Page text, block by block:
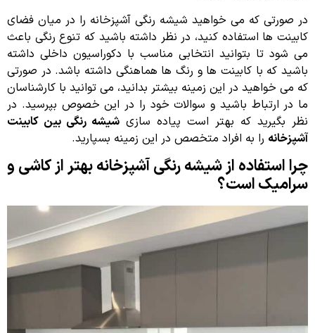
در صورتی که می خواهید شیشه رنگی آشپزخانه را در میان فضای
کابینت ها استفاده کنید، در نظر داشته باشید که تنوع رنگی باعث
می شود تا بتوانید انتخابی مناسب با دکوراسیون داخلی داشته
باشید که با کابینت ها و رنگ ها هماهنگی داشته باشد. در صورتی
که می خواهید در این زمینه بیشتر بدانید، می توانید با کارشناسان
ما در ارتباط باشید و سوالات خود را در این خصوص بپرسید. در
نظر بگیرید که بهتر است پیاده سازی شیشه رنگی بین کابینت
آشپزخانه را به افراد متخصص در این زمینه بسپارید.
چرا استفاده از شیشه رنگی آشپزخانه بهتر از کاشی و
سرامیک است؟